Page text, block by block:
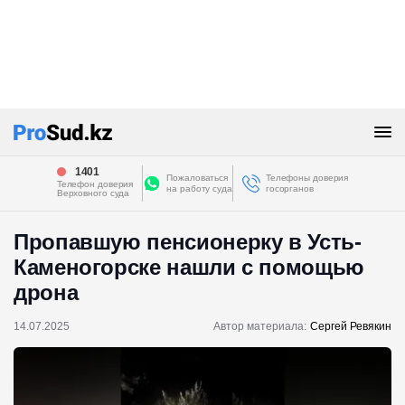
1401
Телефон доверия
Верховного суда
Пожаловаться
на работу суда
Телефоны доверия
госорганов
Пропавшую пенсионерку в Усть-
Каменогорске нашли с помощью
дрона
14.07.2025 Автор материала: Сергей Ревякин